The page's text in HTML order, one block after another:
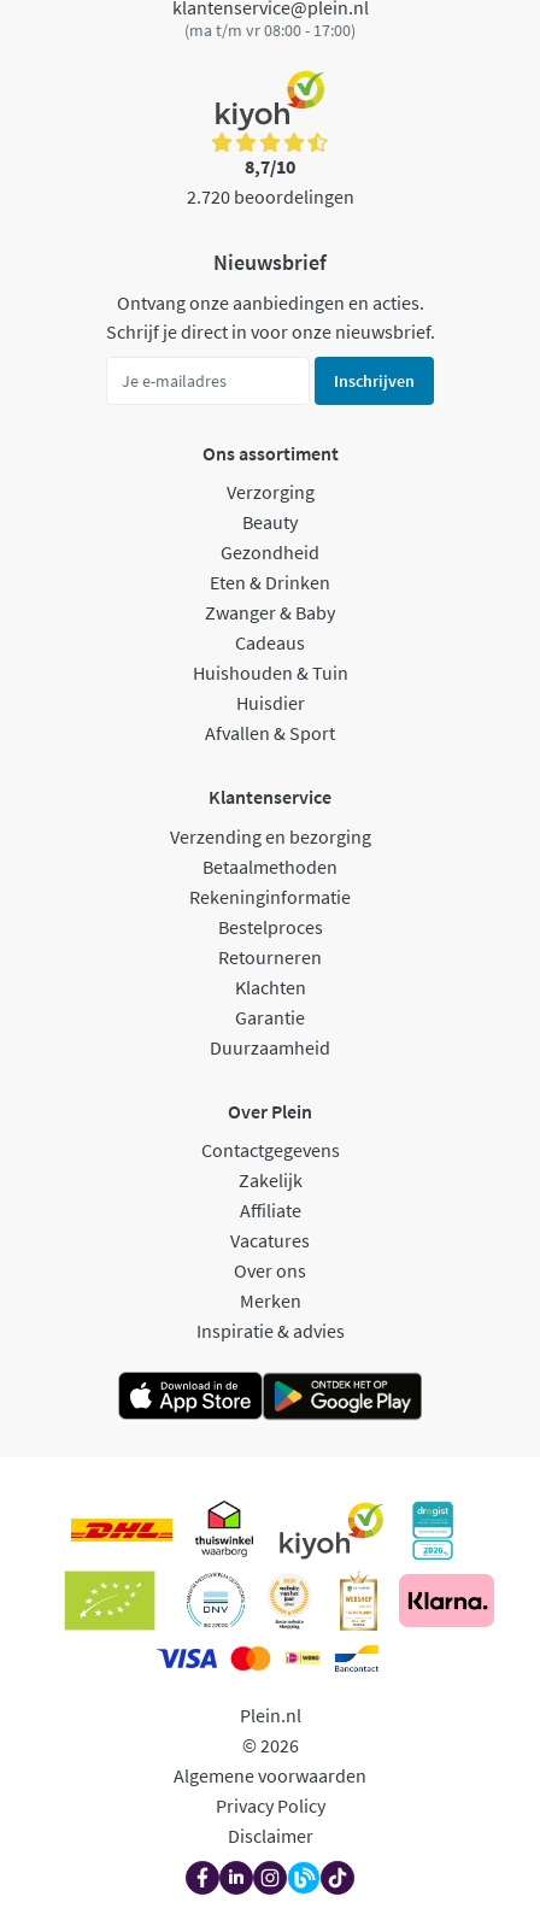
klantenservice@plein.nl
(ma t/m vr 08:00 - 17:00)
8,7/10
2.720 beoordelingen
Nieuwsbrief
Ontvang onze aanbiedingen en acties.
Schrijf je direct in voor onze nieuwsbrief.
Inschrijven
Ons assortiment
Verzorging
Beauty
Gezondheid
Eten & Drinken
Zwanger & Baby
Cadeaus
Huishouden & Tuin
Huisdier
Afvallen & Sport
Klantenservice
Verzending en bezorging
Betaalmethoden
Rekeninginformatie
Bestelproces
Retourneren
Klachten
Garantie
Duurzaamheid
Over Plein
Contactgegevens
Zakelijk
Affiliate
Vacatures
Over ons
Merken
Inspiratie & advies
Plein.nl
© 2026
Algemene voorwaarden
Privacy Policy
Disclaimer